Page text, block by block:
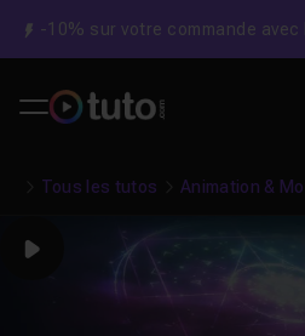
-10% sur votre commande avec
Tous les tutos Animation &
Play